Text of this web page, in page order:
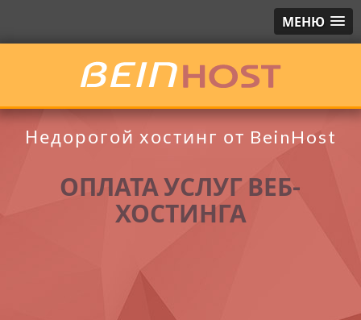
МЕНЮ
Недорогой хостинг от BeinHost
ОПЛАТА УСЛУГ ВЕБ-
ХОСТИНГА